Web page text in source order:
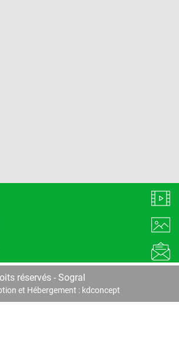
réservés - Sogral
et Hébergement : kdconcept